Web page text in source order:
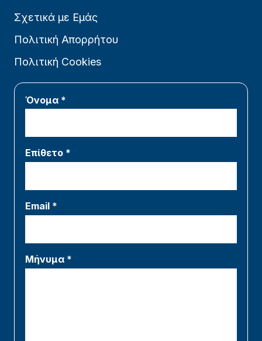
Σχετικά με Εμάς
Πολιτική Απορρήτου
Πολιτική Cookies
Όνομα *
Επίθετο *
Email *
Μήνυμα *